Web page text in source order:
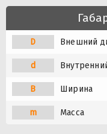
D Внешний
d
B Ширина
m Масса